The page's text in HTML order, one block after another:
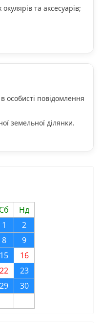
та аксесуарів;
особисті повідомлення
земельної ділянки.
Сб
Нд
1
2
8
9
15
16
22
23
29
30